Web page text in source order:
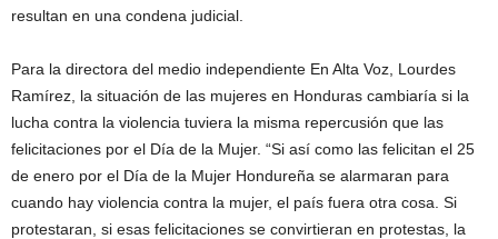
resultan en una condena judicial.
Para la directora del medio independiente En Alta Voz, Lourdes
Ramírez, la situación de las mujeres en Honduras cambiaría si la
lucha contra la violencia tuviera la misma repercusión que las
felicitaciones por el Día de la Mujer. “Si así como las felicitan el 25
de enero por el Día de la Mujer Hondureña se alarmaran para
cuando hay violencia contra la mujer, el país fuera otra cosa. Si
protestaran, si esas felicitaciones se convirtieran en protestas, la